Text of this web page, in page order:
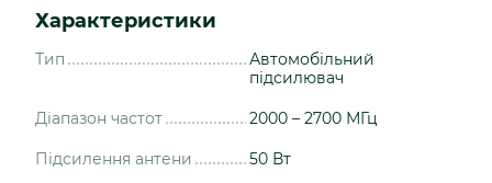
Характеристики
Тип
Автомобільний
підсилювач
Діапазон частот 2000 – 2700 МГц
Підсилення антени 50 Вт